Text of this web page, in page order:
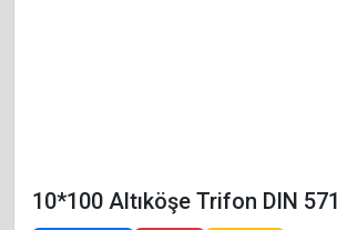
10*100 Altıköşe Trifon DIN 571